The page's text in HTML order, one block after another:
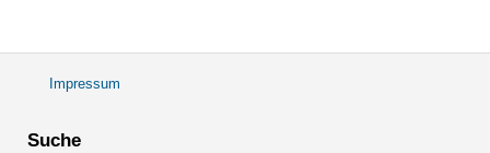
Fußbereichsmenü
Impressum
Suche